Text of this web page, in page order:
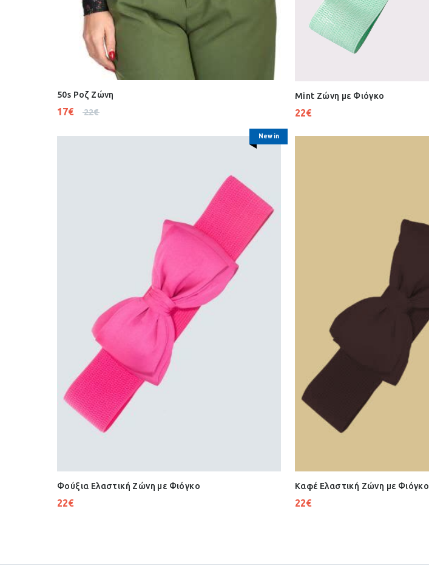
50s Ροζ Ζώνη
22€
17€
Mint Ζώνη με Φιόγκο
22€
New in
Φούξια Ελαστική Ζώνη με Φιόγκο
22€
Καφέ Ελαστική Ζώνη με Φιόγκο
22€